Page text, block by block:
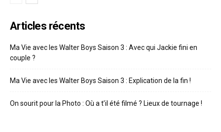
Articles récents
Ma Vie avec les Walter Boys Saison 3 : Avec qui Jackie fini en
couple ?
Ma Vie avec les Walter Boys Saison 3 : Explication de la fin !
On sourit pour la Photo : Où a t’il été filmé ? Lieux de tournage !